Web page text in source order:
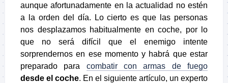
aunque afortunadamente en la actualidad no estén
a la orden del día. Lo cierto es que las personas
nos desplazamos habitualmente en coche, por lo
que no será difícil que el enemigo intente
sorprendernos en ese momento y habrá que estar
preparado para combatir con armas de fuego
desde el coche. En el siguiente artículo, un experto